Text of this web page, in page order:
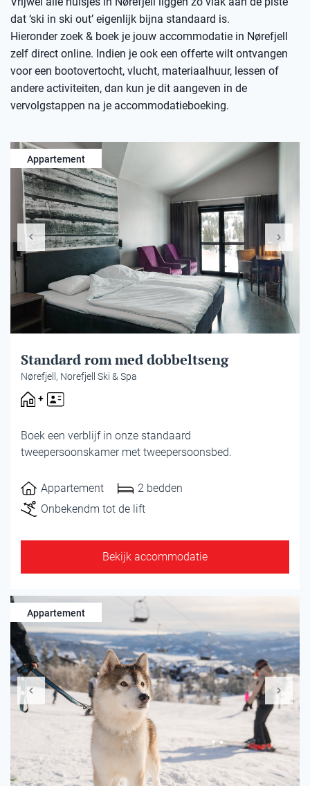
dat ‘ski in ski out’ eigenlijk bijna standaard is.
Hieronder zoek & boek je jouw accommodatie in Nørefjell
zelf direct online. Indien je ook een offerte wilt ontvangen
voor een bootovertocht, vlucht, materiaalhuur, lessen of
andere activiteiten, dan kun je dit aangeven in de
vervolgstappen na je accommodatieboeking.
Appartement
Standard rom med dobbeltseng
Nørefjell, Norefjell Ski & Spa
Boek een verblijf in onze standaard
tweepersoonskamer met tweepersoonsbed.
Appartement
2 bedden
Onbekendm tot de lift
Bekijk accommodatie
Appartement